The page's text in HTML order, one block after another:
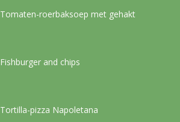
Tomaten-roerbaksoep met gehakt
Fishburger and chips
Tortilla-pizza Napoletana